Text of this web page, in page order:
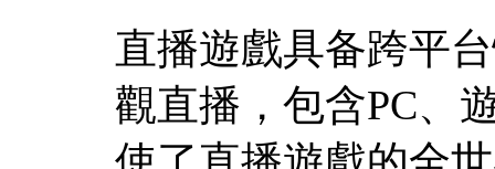
直播遊戲具备跨平
觀直播，包含PC、